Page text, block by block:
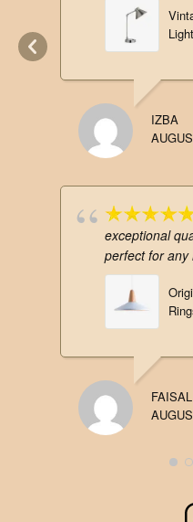
Light
IZBA
exceptional
perfect for any
FAISAL